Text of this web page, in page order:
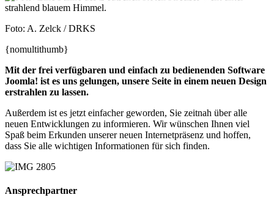
Foto: A. Zelck / DRKS
{nomultithumb}
Mit der frei verfügbaren und einfach zu bedienenden Software
Joomla! ist es uns gelungen, unsere Seite in einem neuen Design
erstrahlen zu lassen.
Außerdem ist es jetzt einfacher geworden, Sie zeitnah über alle
neuen Entwicklungen zu informieren. Wir wünschen Ihnen viel
Spaß beim Erkunden unserer neuen Internetpräsenz und hoffen,
dass Sie alle wichtigen Informationen für sich finden.
Ansprechpartner